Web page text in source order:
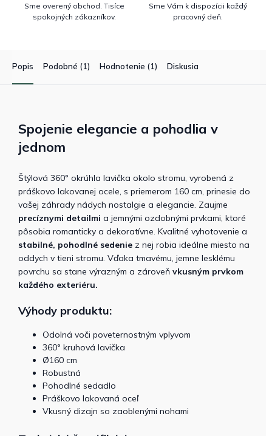
Sme overený obchod. Tisíce
spokojných zákazníkov.
Sme Vám k dispozícii každý
pracovný deň.
Popis Podobné (1) Hodnotenie (1) Diskusia
Spojenie elegancie a pohodlia v
jednom
Štýlová 360° okrúhla lavička okolo stromu, vyrobená z
práškovo lakovanej ocele, s priemerom 160 cm, prinesie do
vašej záhrady nádych nostalgie a elegancie. Zaujme
precíznymi detailmi a jemnými ozdobnými prvkami, ktoré
pôsobia romanticky a dekoratívne. Kvalitné vyhotovenie a
stabilné, pohodlné sedenie z nej robia ideálne miesto na
oddych v tieni stromu. Vďaka tmavému, jemne lesklému
povrchu sa stane výrazným a zároveň vkusným prvkom
každého exteriéru.
Výhody produktu:
Odolná voči poveternostným vplyvom
360° kruhová lavička
Ø160 cm
Robustná
Pohodlné sedadlo
Práškovo lakovaná oceľ
Vkusný dizajn so zaoblenými nohami